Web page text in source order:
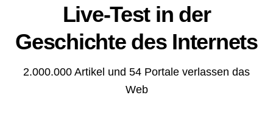
Live-Test in der
Geschichte des Internets
2.000.000 Artikel und 54 Portale verlassen das
Web